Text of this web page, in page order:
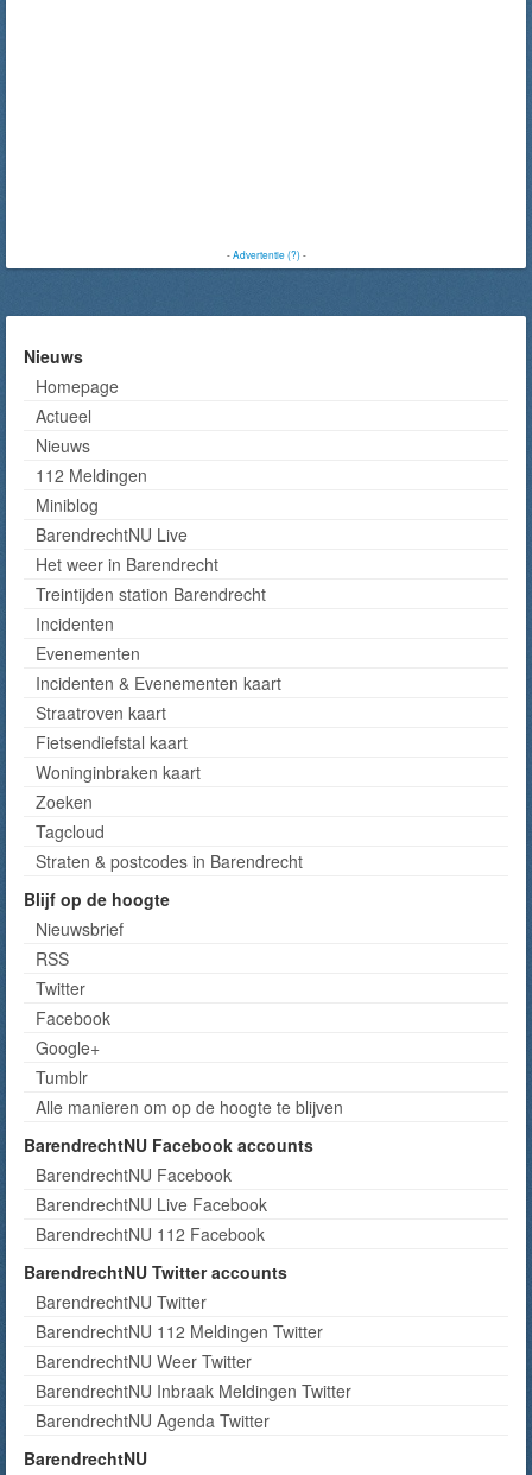
-Advertentie (?)-
Nieuws
Homepage
Actueel
Nieuws
112 Meldingen
Miniblog
BarendrechtNU Live
Het weer in Barendrecht
Treintijden station Barendrecht
Incidenten
Evenementen
Incidenten & Evenementen kaart
Straatroven kaart
Fietsendiefstal kaart
Woninginbraken kaart
Zoeken
Tagcloud
Straten & postcodes in Barendrecht
Blijf op de hoogte
Nieuwsbrief
RSS
Twitter
Facebook
Google+
Tumblr
Alle manieren om op de hoogte te blijven
BarendrechtNU Facebook accounts
BarendrechtNU Facebook
BarendrechtNU Live Facebook
BarendrechtNU 112 Facebook
BarendrechtNU Twitter accounts
BarendrechtNU Twitter
BarendrechtNU 112 Meldingen Twitter
BarendrechtNU Weer Twitter
BarendrechtNU Inbraak Meldingen Twitter
BarendrechtNU Agenda Twitter
BarendrechtNU